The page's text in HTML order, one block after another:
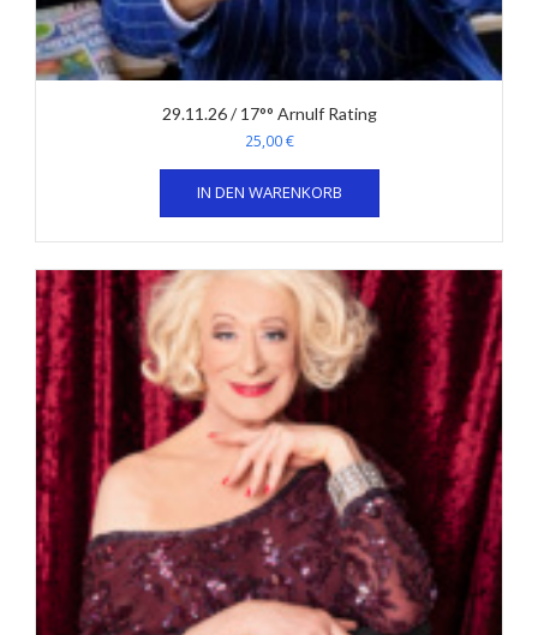
29.11.26 / 17°° Arnulf Rating
25,00€
IN DEN WARENKORB